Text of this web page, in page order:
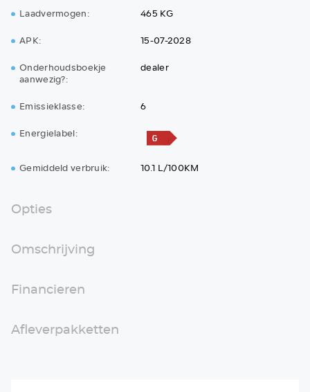
Laadvermogen:
465 KG
APK:
15-07-2028
Onderhoudsboekje
aanwezig?:
dealer
Emissieklasse:
6
Energielabel:
Gemiddeld verbruik: 10.1 L/100KM
Opties
Omschrijving
Financieren
Afleverpakketten